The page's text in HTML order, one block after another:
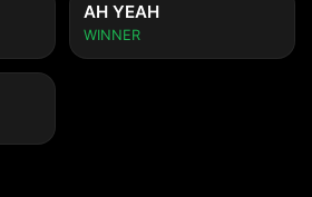
AH YEAH
WINNER